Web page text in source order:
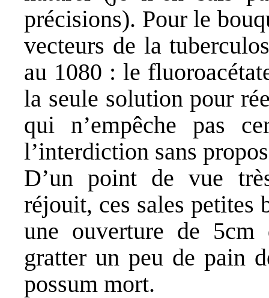
précisions). Pour le
vecteurs de la
au 1080 : le
la seule solution pour
qui n’empêche pas
l’interdiction sans
D’un point de vue
réjouit, ces sales petites
une ouverture de
gratter un peu de pain
possum mort.